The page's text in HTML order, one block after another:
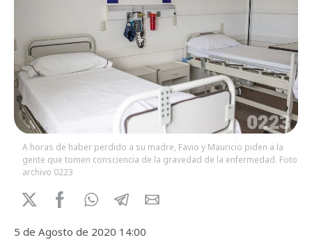
A horas de haber perdido a su madre, Favio y Mauricio piden a la
gente que tomen consciencia de la gravedad de la enfermedad. Foto:
archivo 0223
5 de Agosto de 2020 14:00